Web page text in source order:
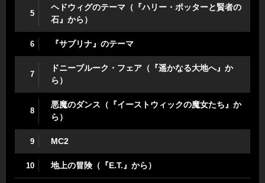
5
ヘドウィグのテーマ（『ハリー・ポッターと賢者の
石』から）
6 『サブリナ』のテーマ
7
ドニーブルーク・フェア（『遥かなる大地へ』か
ら）
8
悪魔のダンス（『イーストウィックの魔女たち』か
ら）
9 MC2
10 地上の冒険（『E.T.』から）